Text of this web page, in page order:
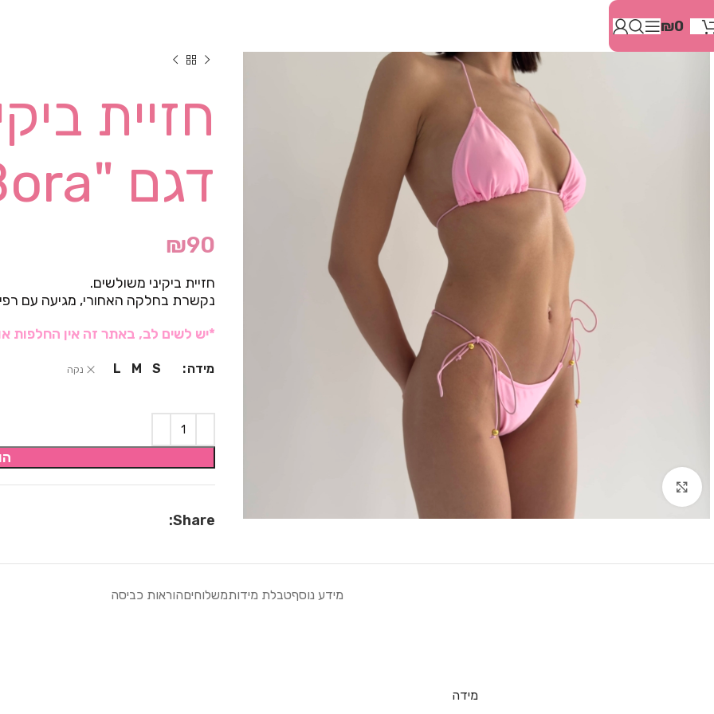
זֶה
₪0
חזיית
דגם "Bora"- ורוד
₪90
חזיית ביקיני משולשים.
נקשרת בחלקה האחורי, מגיעה עם
*יש לשים לב, באתר זה אין החלפות
מידה S
M
L נקה
Share:
מידע נוסףטבלת מידותמשלוחיםהוראות כביסה
מידה